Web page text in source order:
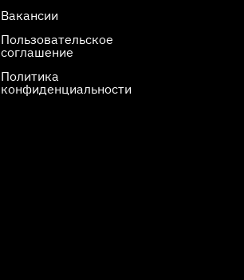
Вакансии
Пользовательское
соглашение
Политика
конфиденциальности